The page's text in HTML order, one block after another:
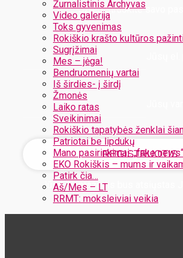
Žurnalistinis Archyvas
Video galerija
Toks gyvenimas
Rokiškio krašto kultūros
Sugrįžimai
Mes – jėga!
Bendruomenių vartai
Iš širdies- į širdį
Žmonės
Laiko ratas
Sveikinimai
Rokiškio tapatybės ženklai
Patriotai be lipdukų
Mano pasirinkimai: „fake news“
EKO Rokiškis – mums ir
Patirk čia…
Aš/Mes – LT
RRMT: moksleiviai veikia
Užregistruokite savo
Jūsų slaptažodis bus atsiųstas